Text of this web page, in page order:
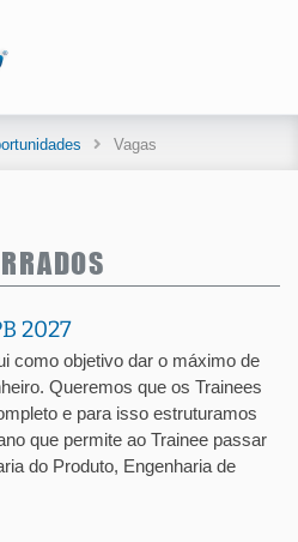
Vagas
2027
como objetivo dar o máximo de
Queremos que os Trainees
e para isso estruturamos
que permite ao Trainee passar
do Produto, Engenharia de